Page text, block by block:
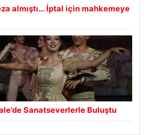
almıştı… İptal için mahkemeye
Sanatseverlerle Buluştu